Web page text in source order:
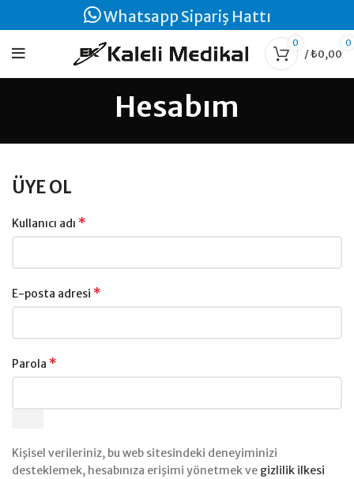
Whatsapp Sipariş Hattı
0 0
/₺0,00
Hesabım
ÜYE OL
Kullanıcı adı *
E-posta adresi *
Parola *
Kişisel verileriniz, bu web sitesindeki deneyiminizi
desteklemek, hesabınıza erişimi yönetmek ve gizlilik ilkesi